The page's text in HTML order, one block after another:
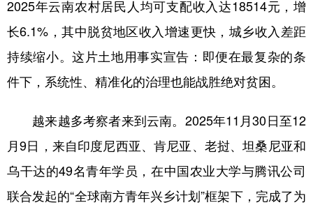
2025年云南农村居民人均可支配收入达18514元，增
长6.1%，其中脱贫地区收入增速更快，城乡收入差距
持续缩小。这片土地用事实宣告：即便在最复杂的条
件下，系统性、精准化的治理也能战胜绝对贫困。
越来越多考察者来到云南。2025年11月30日至12
月9日，来自印度尼西亚、肯尼亚、老挝、坦桑尼亚和
乌干达的49名青年学员，在中国农业大学与腾讯公司
联合发起的“全球南方青年兴乡计划”框架下，完成了为